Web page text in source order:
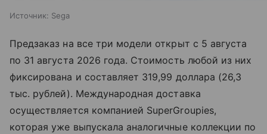
Источник: Sega
Предзаказ на все три модели открыт с 5 августа
по 31 августа 2026 года. Стоимость любой из них
фиксирована и составляет 319,99 доллара (26,3
тыс. рублей). Международная доставка
осуществляется компанией SuperGroupies,
которая уже выпускала аналогичные коллекции по